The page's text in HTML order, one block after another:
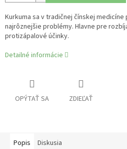
Kurkuma sa v tradičnej čínskej
najrôznejšie problémy. Hlavne pre
protizápalové účinky.
Detailné informácie
OPÝTAŤ SA ZDIEĽAŤ
Popis Diskusia